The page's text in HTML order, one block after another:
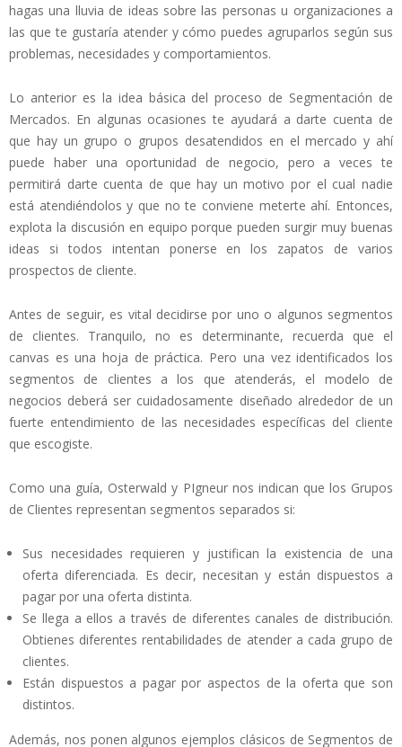
hagas una lluvia de ideas sobre las personas u organizaciones a
las que te gustaría atender y cómo puedes agruparlos según sus
problemas, necesidades y comportamientos.
Lo anterior es la idea básica del proceso de Segmentación de
Mercados. En algunas ocasiones te ayudará a darte cuenta de
que hay un grupo o grupos desatendidos en el mercado y ahí
puede haber una oportunidad de negocio, pero a veces te
permitirá darte cuenta de que hay un motivo por el cual nadie
está atendiéndolos y que no te conviene meterte ahí. Entonces,
explota la discusión en equipo porque pueden surgir muy buenas
ideas si todos intentan ponerse en los zapatos de varios
prospectos de cliente.
Antes de seguir, es vital decidirse por uno o algunos segmentos
de clientes. Tranquilo, no es determinante, recuerda que el
canvas es una hoja de práctica. Pero una vez identificados los
segmentos de clientes a los que atenderás, el modelo de
negocios deberá ser cuidadosamente diseñado alrededor de un
fuerte entendimiento de las necesidades específicas del cliente
que escogiste.
Como una guía, Osterwald y PIgneur nos indican que los Grupos
de Clientes representan segmentos separados si:
Sus necesidades requieren y justifican la existencia de una
oferta diferenciada. Es decir, necesitan y están dispuestos a
pagar por una oferta distinta.
Se llega a ellos a través de diferentes canales de distribución.
Obtienes diferentes rentabilidades de atender a cada grupo de
clientes.
Están dispuestos a pagar por aspectos de la oferta que son
distintos.
Además, nos ponen algunos ejemplos clásicos de Segmentos de